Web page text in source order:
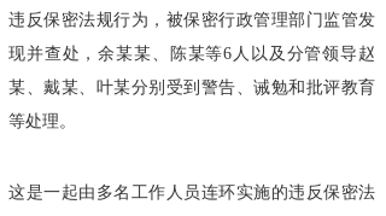
违反保密法规行为，被保密行政管理部门监管发
现并查处，余某某、陈某等6人以及分管领导赵
某、戴某、叶某分别受到警告、诫勉和批评教育
等处理。
这是一起由多名工作人员连环实施的违反保密法